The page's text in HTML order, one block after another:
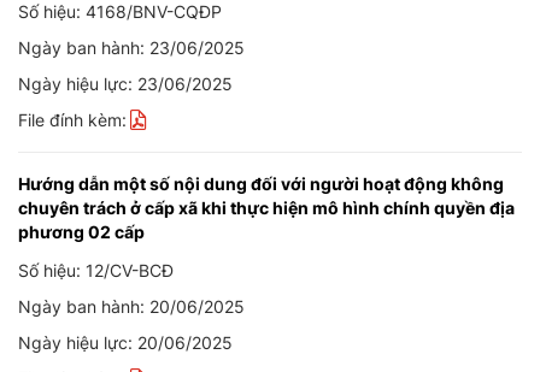
Số hiệu: 4168/BNV-CQĐP
Ngày ban hành: 23/06/2025
Ngày hiệu lực: 23/06/2025
File đính kèm:
Hướng dẫn một số nội dung đối với người hoạt động không
chuyên trách ở cấp xã khi thực hiện mô hình chính quyền địa
phương 02 cấp
Số hiệu: 12/CV-BCĐ
Ngày ban hành: 20/06/2025
Ngày hiệu lực: 20/06/2025